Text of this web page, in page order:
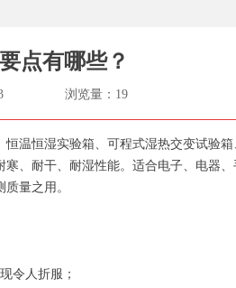
点有哪些？
浏览量： 19
温恒湿实验箱、可程式湿热交变试验
、耐干、耐湿性能。适合电子、电器、
量之用。
令人折服；